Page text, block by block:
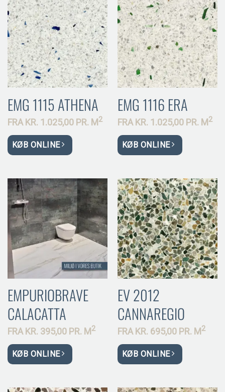
EMG 1115 ATHENA
FRA KR. 1.025,00 PR. M 2
KØB ONLINE
EMG 1116 ERA
FRA KR. 1.025,00 PR. M 2
KØB ONLINE
EMPURIOBRAVE
CALACATTA
FRA KR. 395,00 PR. M 2
KØB ONLINE
EV 2012
CANNAREGIO
FRA KR. 695,00 PR. M 2
KØB ONLINE